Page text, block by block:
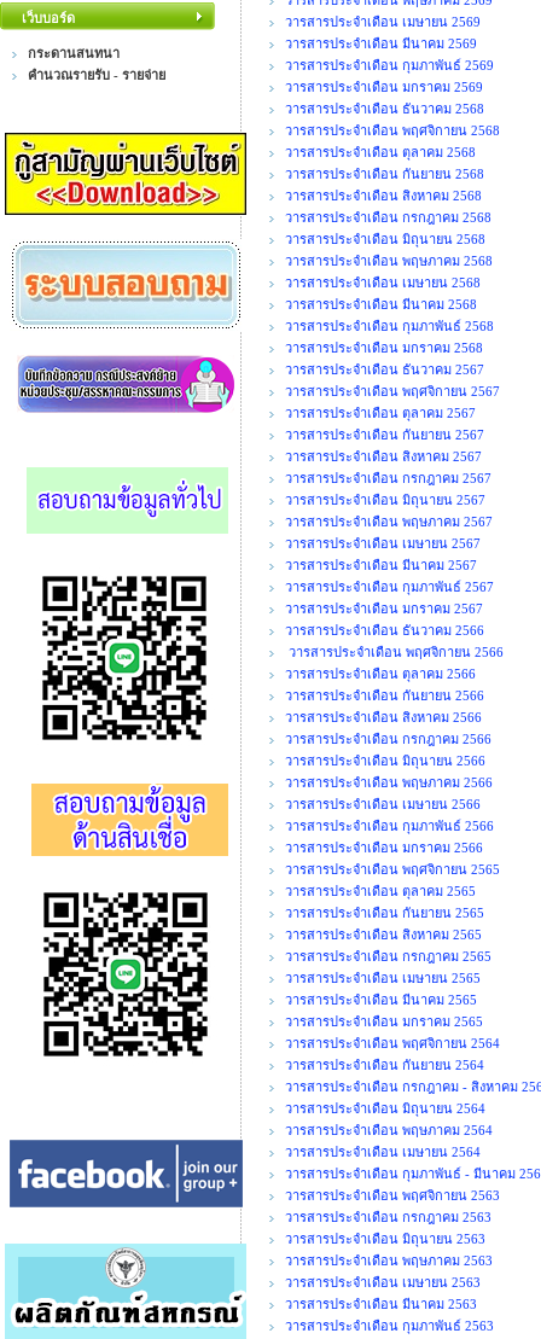
เว็บบอร์ด
กระดานสนทนา
คำนวณรายรับ - รายจ่าย
วารสารประจำเดือน เมษายน 2569
วารสารประจำเดือน มีนาคม 2569
วารสารประจำเดือน กุมภาพันธ์ 2569
วารสารประจำเดือน มกราคม 2569
วารสารประจำเดือน ธันวาคม 2568
วารสารประจำเดือน พฤศจิกายน 2568
วารสารประจำเดือน ตุลาคม 2568
วารสารประจำเดือน กันยายน 2568
วารสารประจำเดือน สิงหาคม 2568
วารสารประจำเดือน กรกฎาคม 2568
วารสารประจำเดือน มิถุนายน 2568
วารสารประจำเดือน พฤษภาคม 2568
วารสารประจำเดือน เมษายน 2568
วารสารประจำเดือน มีนาคม 2568
วารสารประจำเดือน กุมภาพันธ์ 2568
วารสารประจำเดือน มกราคม 2568
วารสารประจำเดือน ธันวาคม 2567
วารสารประจำเดือน พฤศจิกายน 2567
วารสารประจำเดือน ตุลาคม 2567
วารสารประจำเดือน กันยายน 2567
วารสารประจำเดือน สิงหาคม 2567
วารสารประจำเดือน กรกฎาคม 2567
วารสารประจำเดือน มิถุนายน 2567
วารสารประจำเดือน พฤษภาคม 2567
วารสารประจำเดือน เมษายน 2567
วารสารประจำเดือน มีนาคม 2567
วารสารประจำเดือน กุมภาพันธ์ 2567
วารสารประจำเดือน มกราคม 2567
วารสารประจำเดือน ธันวาคม 2566
วารสารประจำเดือน พฤศจิกายน 2566
วารสารประจำเดือน ตุลาคม 2566
วารสารประจำเดือน กันยายน 2566
วารสารประจำเดือน สิงหาคม 2566
วารสารประจำเดือน กรกฎาคม 2566
วารสารประจำเดือน มิถุนายน 2566
วารสารประจำเดือน พฤษภาคม 2566
วารสารประจำเดือน เมษายน 2566
วารสารประจำเดือน กุมภาพันธ์ 2566
วารสารประจำเดือน มกราคม 2566
วารสารประจำเดือน พฤศจิกายน 2565
วารสารประจำเดือน ตุลาคม 2565
วารสารประจำเดือน กันยายน 2565
วารสารประจำเดือน สิงหาคม 2565
วารสารประจำเดือน กรกฎาคม 2565
วารสารประจำเดือน เมษายน 2565
วารสารประจำเดือน มีนาคม 2565
วารสารประจำเดือน มกราคม 2565
วารสารประจำเดือน พฤศจิกายน 2564
วารสารประจำเดือน กันยายน 2564
วารสารประจำเดือน กรกฎาคม - สิงหาคม
วารสารประจำเดือน มิถุนายน 2564
วารสารประจำเดือน พฤษภาคม 2564
วารสารประจำเดือน เมษายน 2564
วารสารประจำเดือน กุมภาพันธ์ - มีนาคม
วารสารประจำเดือน พฤศจิกายน 2563
วารสารประจำเดือน กรกฎาคม 2563
วารสารประจำเดือน มิถุนายน 2563
วารสารประจำเดือน พฤษภาคม 2563
วารสารประจำเดือน เมษายน 2563
วารสารประจำเดือน มีนาคม 2563
วารสารประจำเดือน กุมภาพันธ์ 2563